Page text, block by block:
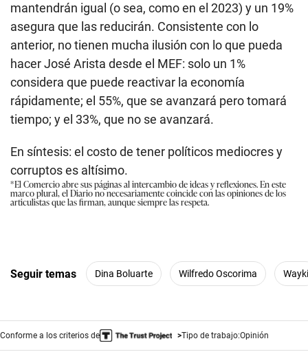
mantendrán igual (o sea, como en el 2023) y un 19%
asegura que las reducirán. Consistente con lo
anterior, no tienen mucha ilusión con lo que pueda
hacer José Arista desde el MEF: solo un 1%
considera que puede reactivar la economía
rápidamente; el 55%, que se avanzará pero tomará
tiempo; y el 33%, que no se avanzará.
En síntesis: el costo de tener políticos mediocres y
corruptos es altísimo.
*El Comercio abre sus páginas al intercambio de ideas y reflexiones. En este
marco plural, el Diario no necesariamente coincide con las opiniones de los
articulistas que las firman, aunque siempre las respeta.
Seguir temas Dina Boluarte Wilfredo Oscorima Wayki
Conforme a los criterios de Tipo de trabajo:Opinión